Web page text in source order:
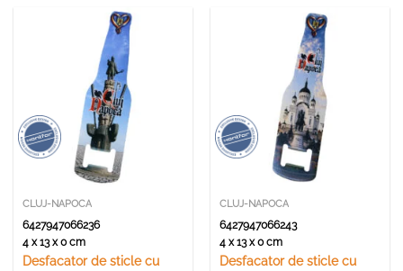
CLUJ-NAPOCA
6427947066236
4 x 13 x 0 cm
Desfacator de sticle cu
CLUJ-NAPOCA
6427947066243
4 x 13 x 0 cm
Desfacator de sticle cu